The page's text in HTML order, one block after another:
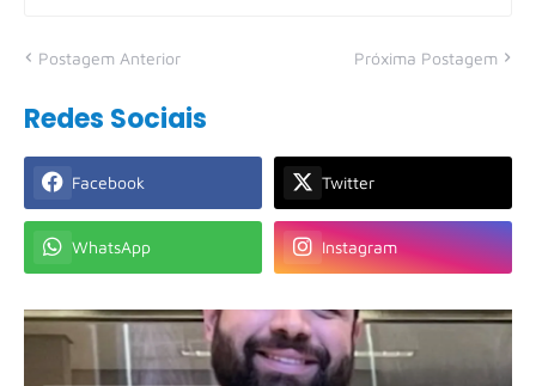
Postagem Anterior Próxima Postagem
Redes Sociais
Facebook Twitter
WhatsApp Instagram